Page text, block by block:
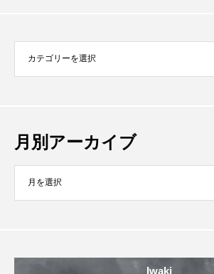
月別アーカイブ
ブ
Iwaki